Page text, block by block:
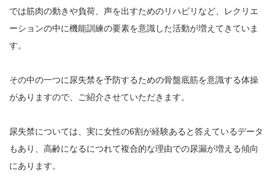
では筋肉の動きや負荷、声を出すためのリハビリなど、レクリエ
ーションの中に機能訓練の要素を意識した活動が増えてきていま
す。
その中の一つに尿失禁を予防するための骨盤底筋を意識する体操
がありますので、ご紹介させていただきます。
尿失禁については、実に女性の6割が経験あると答えているデータ
もあり、高齢になるにつれて複合的な理由での尿漏が増える傾向
にあります。